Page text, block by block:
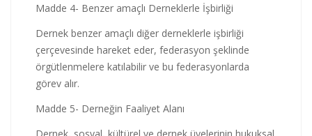
Madde 4- Benzer amaçlı Derneklerle İşbirliği
Dernek benzer amaçlı diğer derneklerle işbirliği
çerçevesinde hareket eder, federasyon şeklinde
örgütlenmelere katılabilir ve bu federasyonlarda
görev alır.
Madde 5- Derneğin Faaliyet Alanı